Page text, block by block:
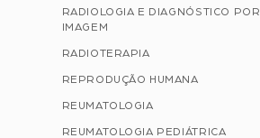
RADIOLOGIA E DIAGNÓSTICO POR
IMAGEM
RADIOTERAPIA
REPRODUÇÃO HUMANA
REUMATOLOGIA
REUMATOLOGIA PEDIÁTRICA